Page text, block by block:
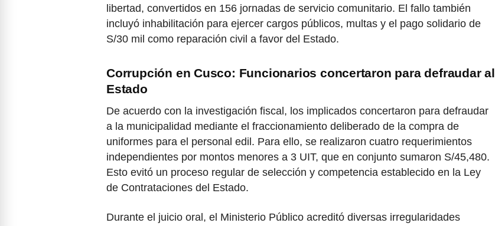
libertad, convertidos en 156 jornadas de servicio comunitario. El fallo también
incluyó inhabilitación para ejercer cargos públicos, multas y el pago solidario de
S/30 mil como reparación civil a favor del Estado.
Corrupción en Cusco: Funcionarios concertaron para defraudar al
Estado
De acuerdo con la investigación fiscal, los implicados concertaron para defraudar
a la municipalidad mediante el fraccionamiento deliberado de la compra de
uniformes para el personal edil. Para ello, se realizaron cuatro requerimientos
independientes por montos menores a 3 UIT, que en conjunto sumaron S/45,480.
Esto evitó un proceso regular de selección y competencia establecido en la Ley
de Contrataciones del Estado.
Durante el juicio oral, el Ministerio Público acreditó diversas irregularidades